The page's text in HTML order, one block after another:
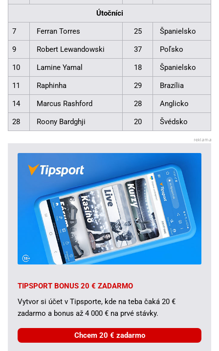
Útočníci
7 Ferran Torres 25 Španielsko
9 Robert Lewandowski 37 Poľsko
10 Lamine Yamal 18 Španielsko
11 Raphinha 29 Brazília
14 Marcus Rashford 28 Anglicko
28 Roony Bardghji 20 Švédsko
TIPSPORT BONUS 20 € ZADARMO
Vytvor si účet v Tipsporte, kde na teba čaká 20 €
zadarmo a bonus až 4 000 € na prvé stávky.
Chcem 20 € zadarmo